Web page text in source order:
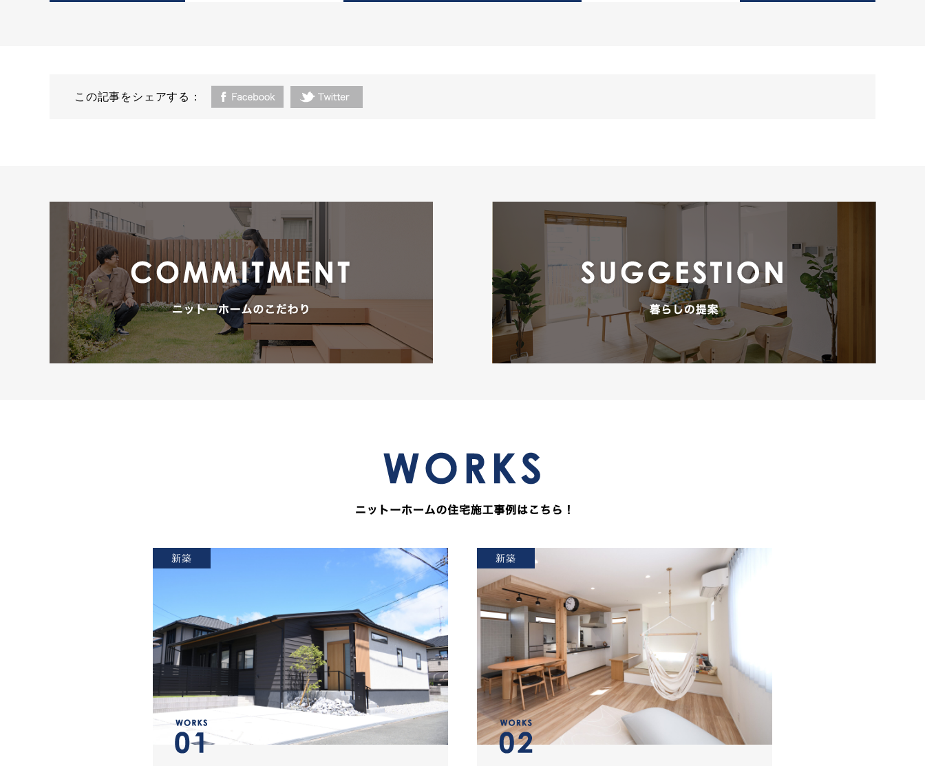
この記事をシェアする：
新築 新築